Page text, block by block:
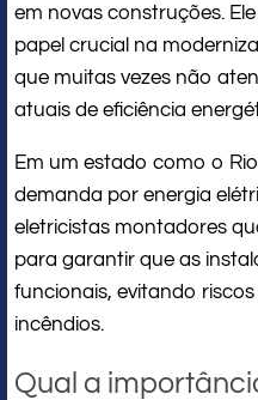
em novas construções.
papel crucial na
que muitas vezes não
atuais de eficiência
Em um estado como o
demanda por energia
eletricistas montadores
para garantir que as
funcionais, evitando
incêndios.
Qual a